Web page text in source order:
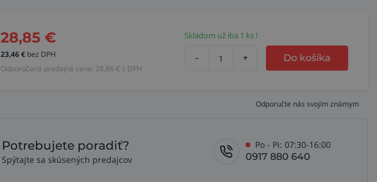
28,85 €
23,46€ bez DPH
Odporúčaná predajná cena: 28,86 € s DPH
Skladom už iba 1 ks !
- + Do košíka
Odporučte nás svojím známym
Potrebujete poradiť?
Spýtajte sa skúsených predajcov
Po - Pi: 07:30-16:00
0917 880 640